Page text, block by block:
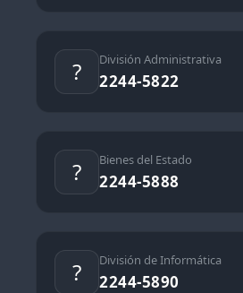
? División Administrativa
2244-5822
? Bienes del Estado
2244-5888
? División de Informática
2244-5890